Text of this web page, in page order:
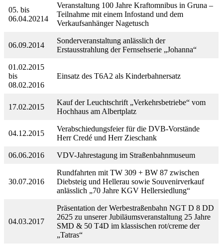
05. bis
06.04.20214
Veranstaltung 100 Jahre Kraftomnibus in Gruna –
Teilnahme mit einem Infostand und dem
Verkaufsanhänger Nagetusch
06.09.2014
Sonderveranstaltung anlässlich der
Erstausstrahlung der Fernsehserie „Johanna“
01.02.2015
bis
08.02.2016
Einsatz des T6A2 als Kinderbahnersatz
17.02.2015
Kauf der Leuchtschrift „Verkehrsbetriebe“ vom
Hochhaus am Albertplatz
04.12.2015
Verabschiedungsfeier für die DVB-Vorstände
Herr Credé und Herr Zieschank
06.06.2016 VDV-Jahrestagung im Straßenbahnmuseum
30.07.2016
Rundfahrten mit TW 309 + BW 87 zwischen
Diebsteig und Hellerau sowie Souvenirverkauf
anlässlich „70 Jahre KGV Hellersiedlung“
04.03.2017
Präsentation der Werbestraßenbahn NGT D 8 DD
2625 zu unserer Jubiläumsveranstaltung 25 Jahre
SMD & 50 T4D im klassischen rot/creme der
„Tatras“